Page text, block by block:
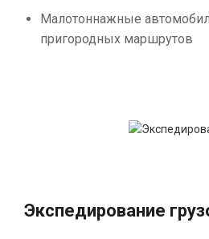
Малотоннажные
пригородных маршрутов
Экспедирование